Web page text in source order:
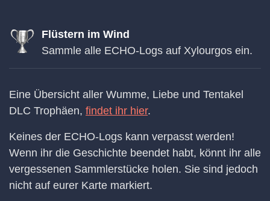
Flüstern im Wind
Sammle alle ECHO-Logs auf Xylourgos ein.
Eine Übersicht aller Wumme, Liebe und Tentakel
DLC Trophäen, findet ihr hier.
Keines der ECHO-Logs kann verpasst werden!
Wenn ihr die Geschichte beendet habt, könnt ihr alle
vergessenen Sammlerstücke holen. Sie sind jedoch
nicht auf eurer Karte markiert.